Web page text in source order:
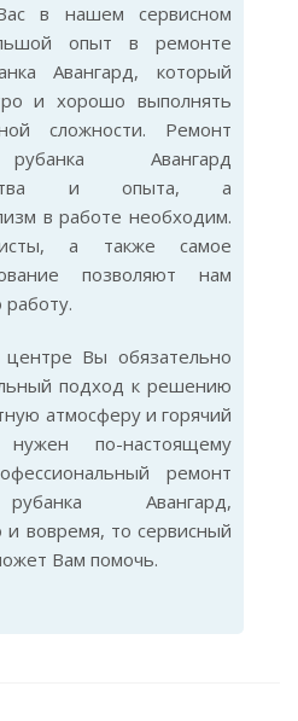
в нашем сервисном
опыт в ремонте
Авангард, который
и хорошо выполнять
сложности. Ремонт
рубанка Авангард
и опыта, а
в работе необходим.
а также самое
позволяют нам
Вы обязательно
подход к решению
атмосферу и горячий
по-настоящему
ремонт
рубанка Авангард,
вовремя, то сервисный
Вам помочь.